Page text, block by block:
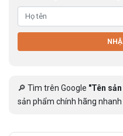
🔎 Tìm trên Google "Tên
sản phẩm chính hãng